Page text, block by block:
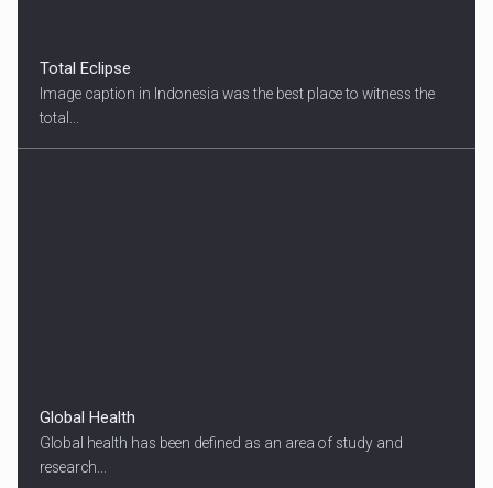
Total Eclipse
Image caption in Indonesia was the best place to witness the
total...
Global Health
Global health has been defined as an area of study and
research...
18:45